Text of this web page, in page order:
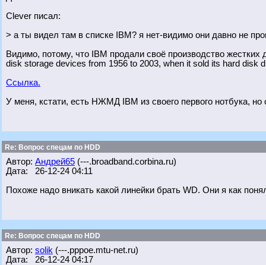
Clever писал:
> а ты видел там в списке IBM? я нет-видимо они давно не
Видимо, потому, что IBM продали своё производство
disk storage devices from 1956 to 2003, when it sold its hard disk
Ссылка.
У меня, кстати, есть НЖМД IBM из своего первого нотбука, но
Re: Вопрос спецам по HDD
Автор: Андрей65 (---.broadband.corbina.ru)
Дата: 26-12-24 04:11
Похоже надо вникать какой линейки брать WD. Они я как
Re: Вопрос спецам по HDD
Автор: solik (---.pppoe.mtu-net.ru)
Дата: 26-12-24 04:17